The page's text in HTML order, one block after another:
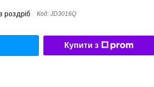
роздріб Код: JD3016Q
Купити з